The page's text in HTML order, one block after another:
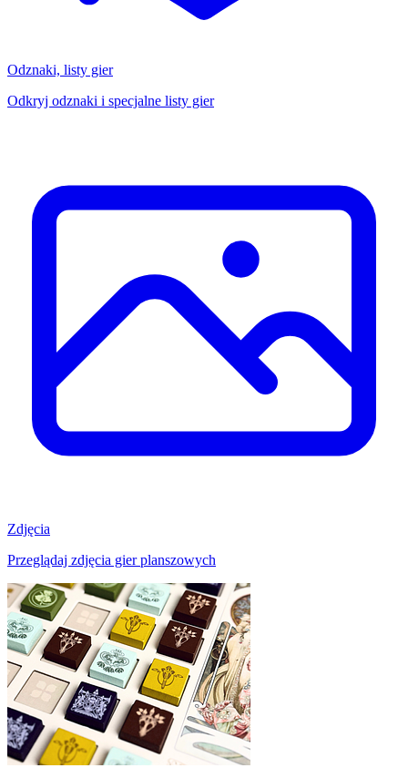
Odznaki, listy gier
Odkryj odznaki i specjalne listy gier
Zdjęcia
Przeglądaj zdjęcia gier planszowych